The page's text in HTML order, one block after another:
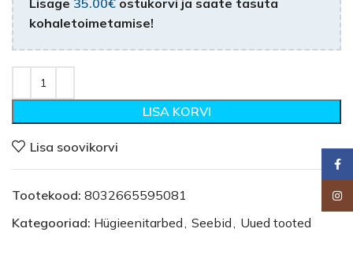
Lisage 35.00€ ostukorvi ja saate tasuta
kohaletoimetamise!
LISA KORVI
Lisa soovikorvi
Tootekood: 8032665595081
Kategooriad: Hügieenitarbed, Seebid, Uued tooted